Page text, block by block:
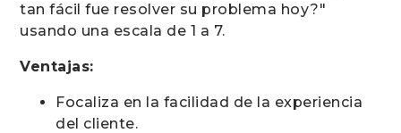
tan fácil fue resolver su problema hoy?"
usando una escala de 1 a 7.
Ventajas:
Focaliza en la facilidad de la experiencia
del cliente.